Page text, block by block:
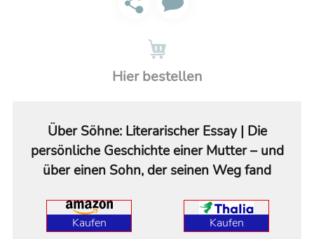
Hier bestellen
Über Söhne: Literarischer Essay | Die
persönliche Geschichte einer Mutter – und
über einen Sohn, der seinen Weg fand
Kaufen Kaufen